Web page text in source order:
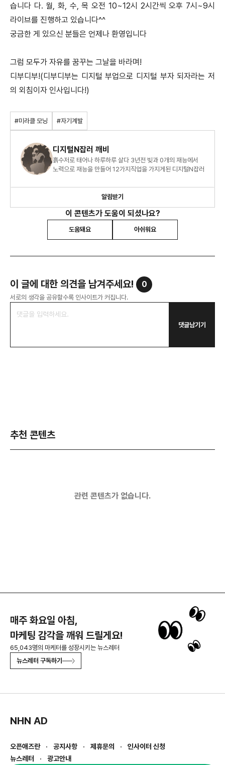
습니다 다. 월, 화, 수, 목 오전 10~12시 2시간씩 오후 7시~9시
라이브를 진행하고 있습니다^^
궁금한 게 있으신 분들은 언제나 환영입니다
그럼 모두가 자유를 꿈꾸는 그날을 바라며!
디부디부!(디부디부는 디지털 부업으로 디지털 부자 되자라는 저
의 외침이자 인사입니다!)
#미라클 모닝 #자기계발
디지털N잡러 깨비
흙수저로 태어나 하루하루 살다 3년전 빚과 0개의 재능에서
노력으로 재능을 만들어 12가지직업을 가지게된 디지털N잡러
알림받기
이 콘텐츠가 도움이 되셨나요?
도움돼요 아쉬워요
이 글에 대한 의견을 남겨주세요! 0
서로의 생각을 공유할수록 인사이트가 커집니다.
댓글남기기
추천 콘텐츠
관련 콘텐츠가 없습니다.
매주 화요일 아침,
마케팅 감각을 깨워 드릴게요!
65,043명의 마케터를 성장시키는 뉴스레터
뉴스레터 구독하기
NHN AD
오픈애즈란 공지사항 제휴문의
인사이터 신청
뉴스레터
광고안내